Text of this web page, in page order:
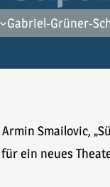
Gabriel-Grüner-